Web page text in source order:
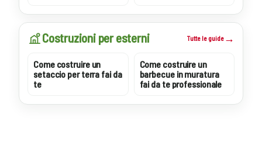
Costruzioni per esterni Tutte le guide
Come costruire un
setaccio per terra fai da
te
Come costruire un
barbecue in muratura
fai da te professionale